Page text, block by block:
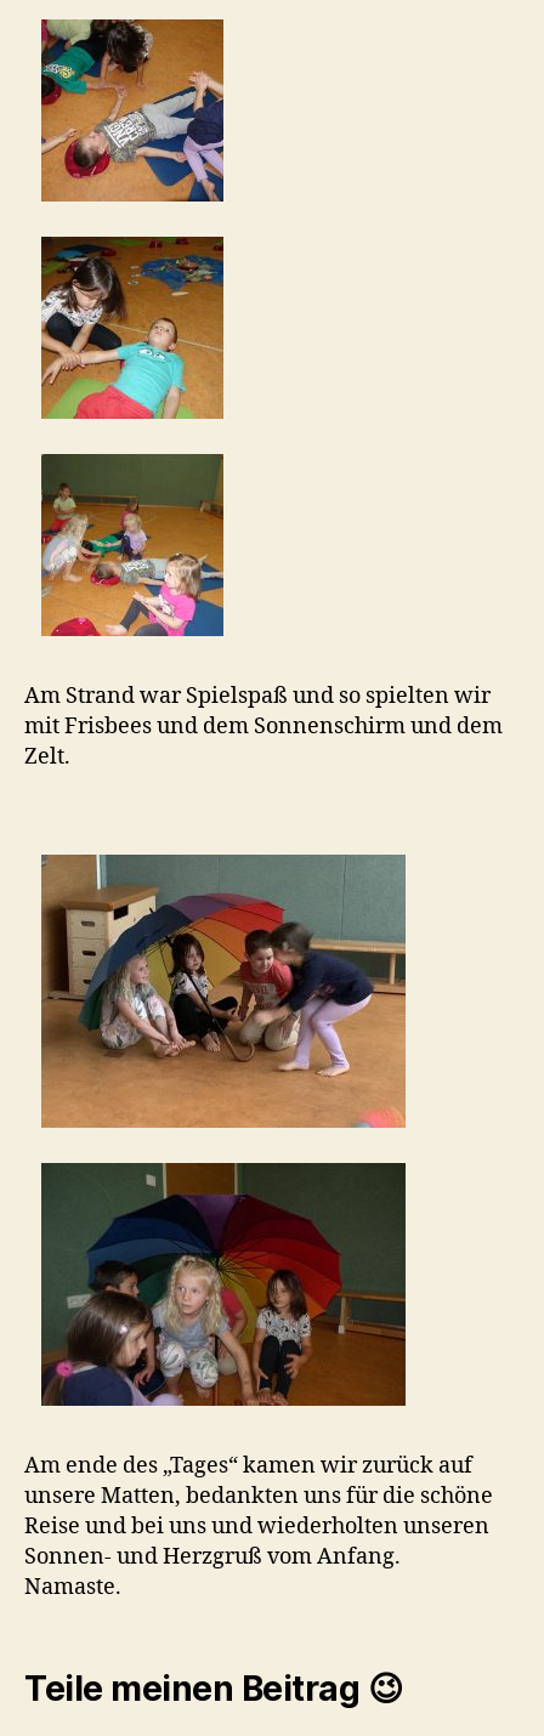
Am Strand war Spielspaß und so spielten wir
mit Frisbees und dem Sonnenschirm und dem
Zelt.
Am ende des „Tages“ kamen wir zurück auf
unsere Matten, bedankten uns für die schöne
Reise und bei uns und wiederholten unseren
Sonnen- und Herzgruß vom Anfang.
Namaste.
Teile meinen Beitrag 😉